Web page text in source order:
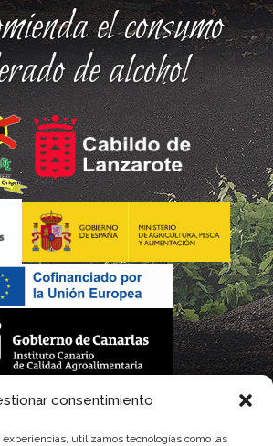
consentimiento
experiencias, utilizamos tecnologías como las
el consumo
de alcohol
realizada por este Consejo Regulador es financiada,